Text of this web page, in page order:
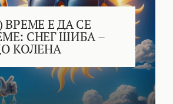
ВРЕМЕ Е ДА СЕ
СНЕГ ШИБА –
КОЛЕНА